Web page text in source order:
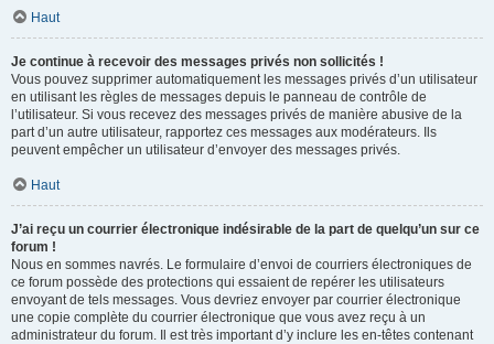
Haut
Je continue à recevoir des messages privés non sollicités !
Vous pouvez supprimer automatiquement les messages privés d’un utilisateur
en utilisant les règles de messages depuis le panneau de contrôle de
l’utilisateur. Si vous recevez des messages privés de manière abusive de la
part d’un autre utilisateur, rapportez ces messages aux modérateurs. Ils
peuvent empêcher un utilisateur d’envoyer des messages privés.
Haut
J’ai reçu un courrier électronique indésirable de la part de quelqu’un sur ce
forum !
Nous en sommes navrés. Le formulaire d’envoi de courriers électroniques de
ce forum possède des protections qui essaient de repérer les utilisateurs
envoyant de tels messages. Vous devriez envoyer par courrier électronique
une copie complète du courrier électronique que vous avez reçu à un
administrateur du forum. Il est très important d’y inclure les en-têtes contenant